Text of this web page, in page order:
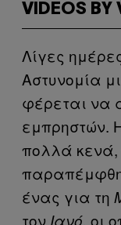
VIDEOS BY
Λίγες
Αστυνομία
φέρεται να
εμπρηστών.
πολλά κενά,
ένας για τη
τον Ιανό, οι